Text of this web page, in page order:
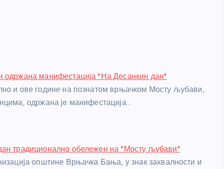
одржана манифестација "На Десанкин дан"
и ове године на познатом врњачком Мосту љубави,
одржана је манифестација…
традиционално обележен на "Мосту љубави"
општине Врњачка Бања, у знак захвалности и